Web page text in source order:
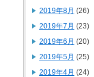
2019年8月 (26)
2019年7月 (23)
2019年6月 (20)
2019年5月 (25)
2019年4月 (24)